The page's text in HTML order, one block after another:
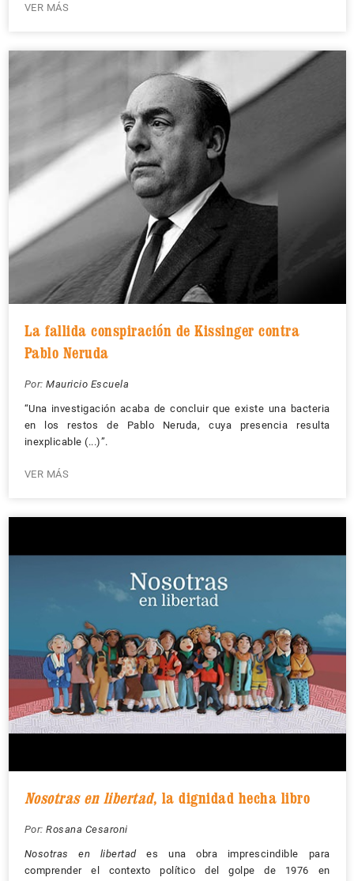
VER MÁS
La fallida conspiración de Kissinger contra
Pablo Neruda
Por: Mauricio Escuela
“Una investigación acaba de concluir que existe una bacteria
en los restos de Pablo Neruda, cuya presencia resulta
inexplicable (...)”.
VER MÁS
Nosotras en libertad, la dignidad hecha libro
Por: Rosana Cesaroni
Nosotras en libertades una obra imprescindible para
comprender el contexto político del golpe de 1976 en